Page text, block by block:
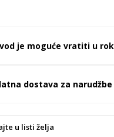
je moguće vratiti u
dostava za narudžbe
u listi želja